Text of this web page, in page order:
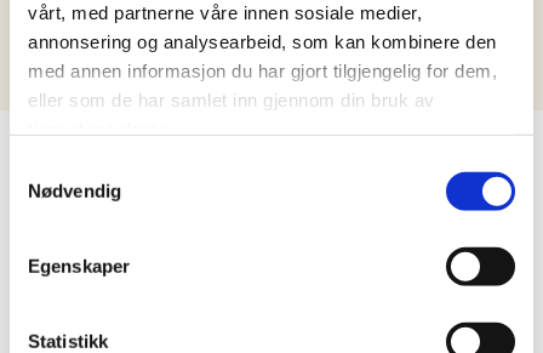
vårt, med partnerne våre innen sosiale medier,
annonsering og analysearbeid, som kan kombinere den
med annen informasjon du har gjort tilgjengelig for dem,
eller som de har samlet inn gjennom din bruk av
Nødvendig
Egenskaper
Statistikk